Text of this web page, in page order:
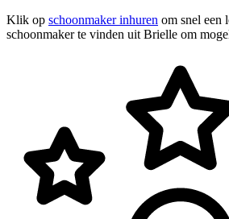
Klik op schoonmaker inhuren om snel een
schoonmaker te vinden uit Brielle om